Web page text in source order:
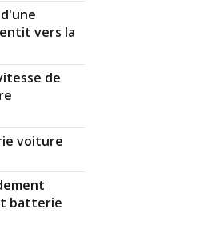
vers la
de
voiture
batterie